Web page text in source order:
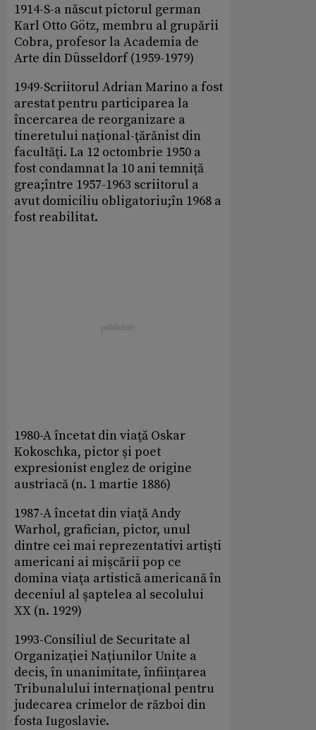
1914-S-a născut pictorul german
Karl Otto Götz, membru al grupării
Cobra, profesor la Academia de
Arte din Düsseldorf (1959-1979)
1949-Scriitorul Adrian Marino a fost
arestat pentru participarea la
încercarea de reorganizare a
tineretului naţional-ţărănist din
facultăţi. La 12 octombrie 1950 a
fost condamnat la 10 ani temniţă
grea;între 1957-1963 scriitorul a
avut domiciliu obligatoriu;în 1968 a
fost reabilitat.
1980-A încetat din viaţă Oskar
Kokoschka, pictor şi poet
expresionist englez de origine
austriacă (n. 1 martie 1886)
1987-A încetat din viaţă Andy
Warhol, grafician, pictor, unul
dintre cei mai reprezentativi artişti
americani ai mişcării pop ce
domina viaţa artistică americană în
deceniul al şaptelea al secolului
XX (n. 1929)
1993-Consiliul de Securitate al
Organizaţiei Naţiunilor Unite a
decis, în unanimitate, înfiinţarea
Tribunalului internaţional pentru
judecarea crimelor de război din
fosta Iugoslavie.